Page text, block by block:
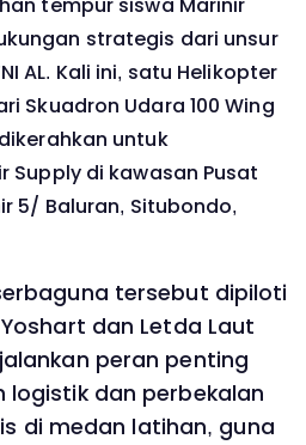
strategis dari unsur
AL. Kali ini, satu Helikopter
Skuadron Udara 100 Wing
untuk
Supply di kawasan Pusat
5/ Baluran, Situbondo,
tersebut dipiloti
dan Letda Laut
peran penting
logistik dan perbekalan
di medan latihan, guna